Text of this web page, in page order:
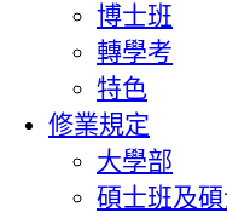
博士班
轉學考
特色
修業規定
大學部
碩士班及